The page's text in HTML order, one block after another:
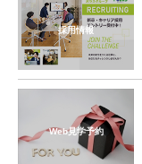
採用情報
Web見学予約